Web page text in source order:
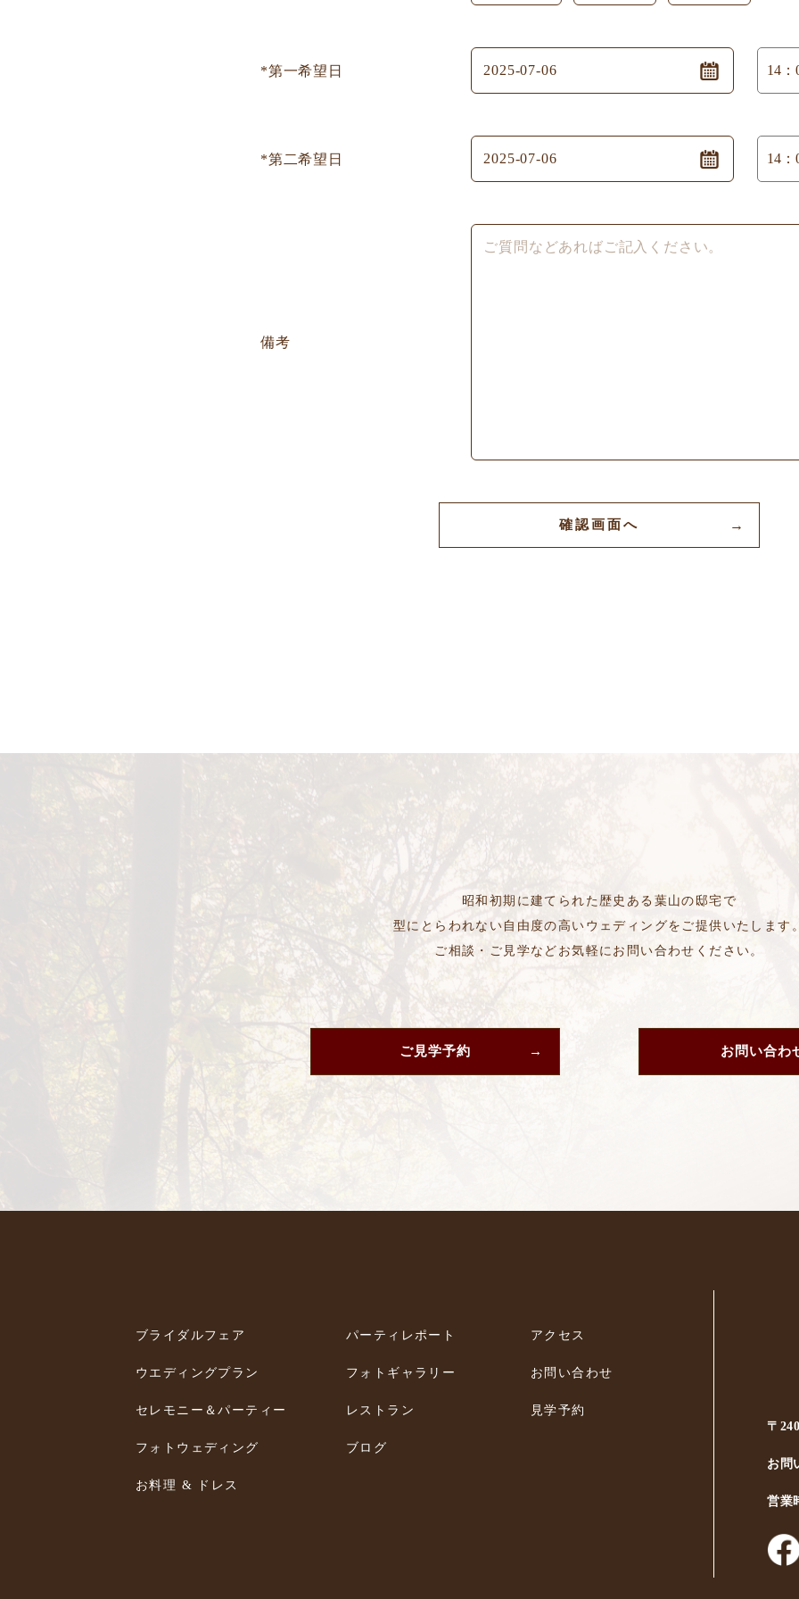
*第一希望日
*第二希望日
備考
昭和初期に建てられた歴史ある葉山の邸宅で
型にとらわれない自由度の高いウェディングをご提供いたします
ご相談・ご見学などお気軽にお問い合わせください。
ご見学予約 お問い合わ
ブライダルフェア
ウエディングプラン
セレモニー＆パーティー
フォトウェディング
お料理 & ドレス
パーティレポート
フォトギャラリー
レストラン
ブログ
アクセス
お問い合わせ
見学予約
〒
お問
営業